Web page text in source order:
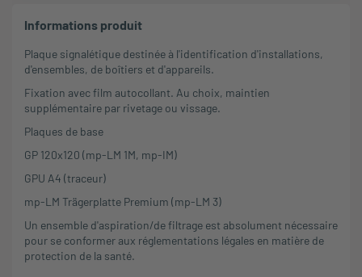
Informations produit
Plaque signalétique destinée à l'identification d'installations,
d'ensembles, de boîtiers et d'appareils.
Fixation avec film autocollant. Au choix, maintien
supplémentaire par rivetage ou vissage.
Plaques de base
GP 120x120 (mp-LM 1M, mp-IM)
GPU A4 (traceur)
mp-LM Trägerplatte Premium (mp-LM 3)
Un ensemble d'aspiration/de filtrage est absolument nécessaire
pour se conformer aux réglementations légales en matière de
protection de la santé.